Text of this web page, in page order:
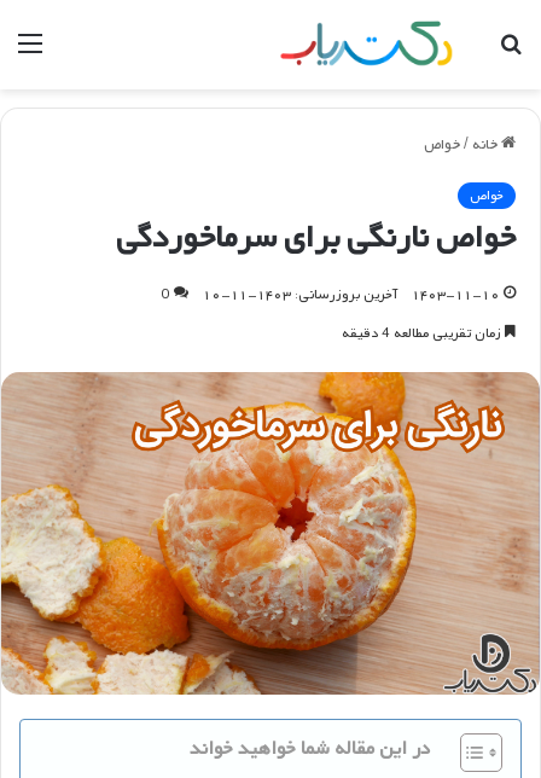
جستجو
خانه /خواص
خواص
خواص نارنگی برای سرماخوردگی
۱۴۰۳-۱۱-۱۰ آخرین بروزرسانی: ۱۴۰۳-۱۱-۱۰
0
زمان تقریبی مطالعه 4 دقیقه
در این مقاله شما خواهید خواند